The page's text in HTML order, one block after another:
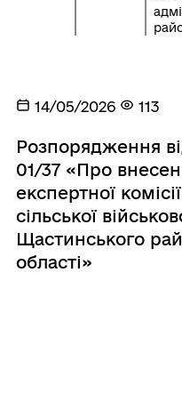
14/05/2026 113
Розпорядження
01/37 «Про
експертної
сільської
Щастинського
області»